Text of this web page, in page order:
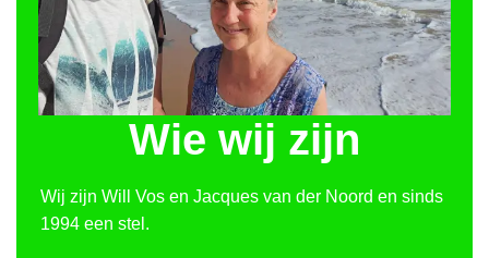
Wie wij zijn
Wij zijn Will Vos en Jacques van der Noord en sinds
1994 een stel.